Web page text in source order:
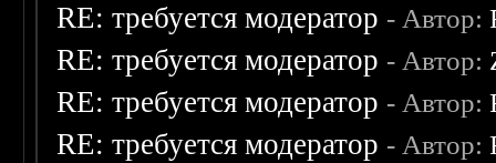
RE: требуется модератор - Автор:
RE: требуется модератор - Автор:
RE: требуется модератор - Автор:
RE: требуется модератор - Автор: